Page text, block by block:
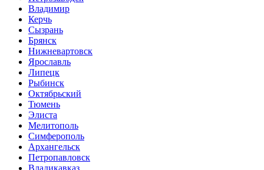
Владимир
Керчь
Сызрань
Брянск
Нижневартовск
Ярославль
Липецк
Рыбинск
Октябрьский
Тюмень
Элиста
Мелитополь
Симферополь
Архангельск
Петропавловск
Владикавказ